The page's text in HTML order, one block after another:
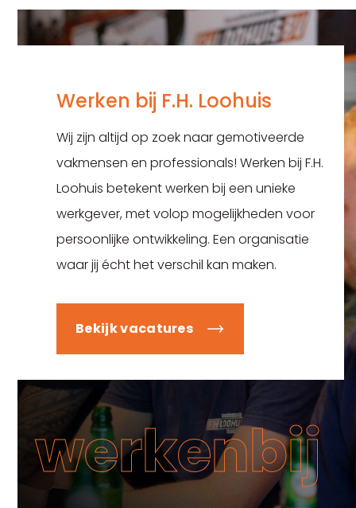
Werken bij F.H. Loohuis
Wij zijn altijd op zoek naar gemotiveerde
vakmensen en professionals! Werken bij F.H.
Loohuis betekent werken bij een unieke
werkgever, met volop mogelijkheden voor
persoonlijke ontwikkeling. Een organisatie
waar jij écht het verschil kan maken.
Bekijk vacatures
werkenbij